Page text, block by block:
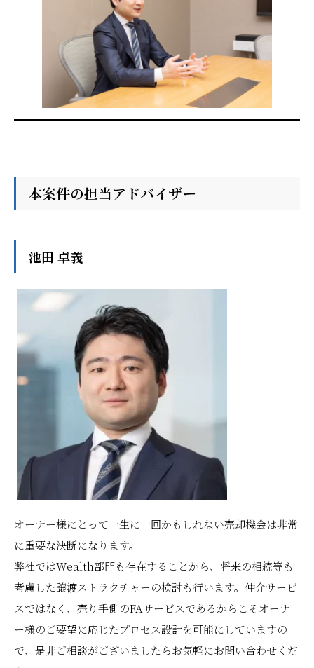
本案件の担当アドバイザー
池田 卓義
オーナー様にとって一生に一回かもしれない売却機会は非常
に重要な決断になります。
弊社ではWealth部門も存在することから、将来の相続等も
考慮した譲渡ストラクチャーの検討も行います。仲介サービ
スではなく、売り手側のFAサービスであるからこそオーナ
ー様のご要望に応じたプロセス設計を可能にしていますの
で、是非ご相談がございましたらお気軽にお問い合わせくだ